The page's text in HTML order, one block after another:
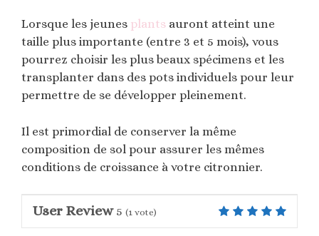
Lorsque les jeunes plants auront atteint une
taille plus importante (entre 3 et 5 mois), vous
pourrez choisir les plus beaux spécimens et les
transplanter dans des pots individuels pour leur
permettre de se développer pleinement.
Il est primordial de conserver la même
composition de sol pour assurer les mêmes
conditions de croissance à votre citronnier.
User Review 5 (1 vote)